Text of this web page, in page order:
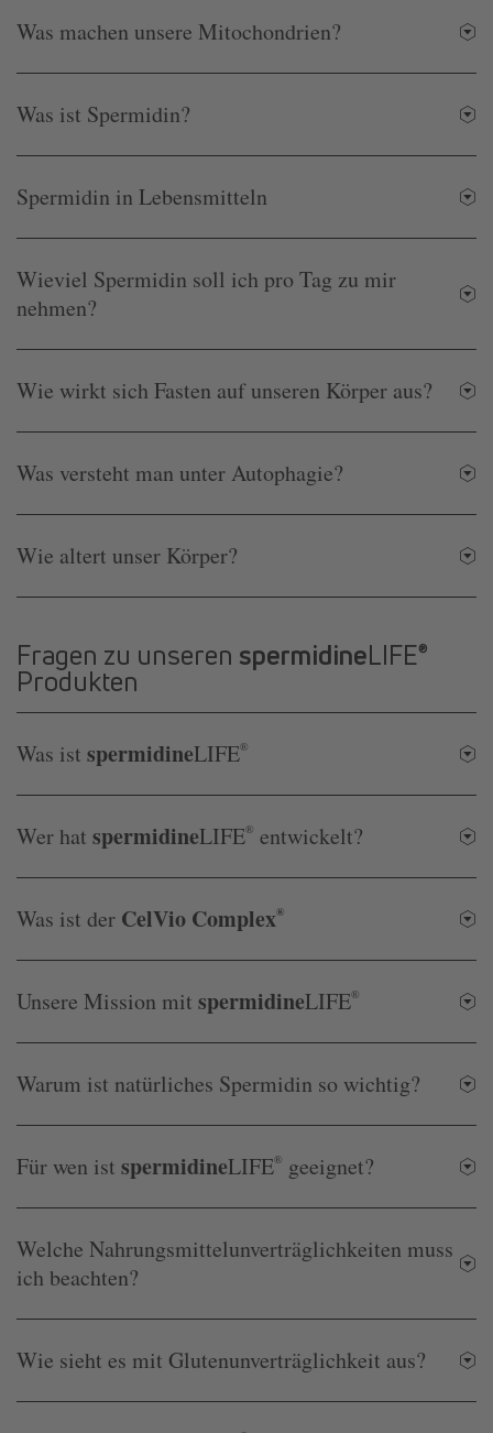
Was machen unsere Mitochondrien?
Was ist Spermidin?
Spermidin in Lebensmitteln
Wieviel Spermidin soll ich pro Tag zu mir
nehmen?
Wie wirkt sich Fasten auf unseren Körper aus?
Was versteht man unter Autophagie?
Wie altert unser Körper?
Fragen zu unseren spermidineLIFE®
Produkten
Was ist spermidineLIFE®
Wer hat spermidineLIFE® entwickelt?
Was ist der CelVio Complex®
Unsere Mission mit spermidineLIFE®
Warum ist natürliches Spermidin so wichtig?
Für wen ist spermidineLIFE® geeignet?
Welche Nahrungsmittelunverträglichkeiten muss
ich beachten?
Wie sieht es mit Glutenunverträglichkeit aus?